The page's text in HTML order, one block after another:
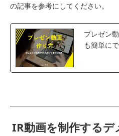
の記事を参考にしてください。
プレゼン
も簡単に
IR動画を制作するデ